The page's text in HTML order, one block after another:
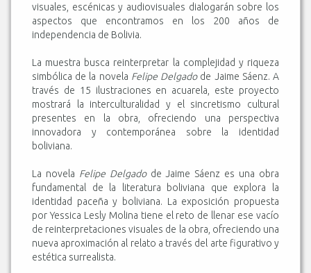
visuales, escénicas y audiovisuales dialogarán sobre los
aspectos que encontramos en los 200 años de
independencia de Bolivia.
La muestra busca reinterpretar la complejidad y riqueza
simbólica de la novela Felipe Delgado de Jaime Sáenz. A
través de 15 ilustraciones en acuarela, este proyecto
mostrará la interculturalidad y el sincretismo cultural
presentes en la obra, ofreciendo una perspectiva
innovadora y contemporánea sobre la identidad
boliviana.
La novela Felipe Delgado de Jaime Sáenz es una obra
fundamental de la literatura boliviana que explora la
identidad paceña y boliviana. La exposición propuesta
por Yessica Lesly Molina tiene el reto de llenar ese vacío
de reinterpretaciones visuales de la obra, ofreciendo una
nueva aproximación al relato a través del arte figurativo y
estética surrealista.